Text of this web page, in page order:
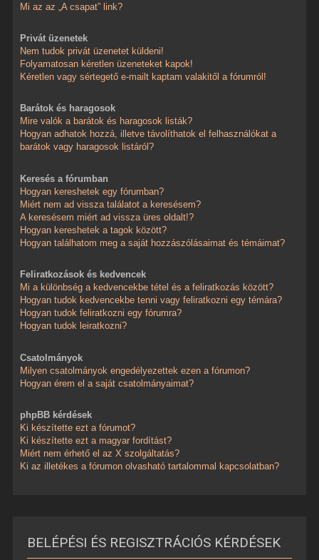
Mi az az „A csapat” link?
Privát üzenetek
Nem tudok privát üzenetet küldeni!
Folyamatosan kéretlen üzeneteket kapok!
Kéretlen vagy sértegető e-mailt kaptam valakitől a fórumról!
Barátok és haragosok
Mire valók a barátok és haragosok listák?
Hogyan adhatok hozzá, illetve távolíthatok el felhasználókat a
barátok vagy haragosok listáról?
Keresés a fórumban
Hogyan kereshetek egy fórumban?
Miért nem ad vissza találatot a keresésem?
A keresésem miért ad vissza üres oldalt!?
Hogyan kereshetek a tagok között?
Hogyan találhatom meg a saját hozzászólásaimat és témáimat?
Feliratkozások és kedvencek
Mi a különbség a kedvencekbe tétel és a feliratkozás között?
Hogyan tudok kedvencekbe tenni vagy feliratkozni egy témára?
Hogyan tudok feliratkozni egy fórumra?
Hogyan tudok leiratkozni?
Csatolmányok
Milyen csatolmányok engedélyezettek ezen a fórumon?
Hogyan érem el a saját csatolmányaimat?
phpBB kérdések
Ki készítette ezt a fórumot?
Ki készítette ezt a magyar fordítást?
Miért nem érhető el az X szolgáltatás?
Ki az illetékes a fórumon olvasható tartalommal kapcsolatban?
BELÉPÉSI ÉS REGISZTRÁCIÓS KÉRDÉSEK